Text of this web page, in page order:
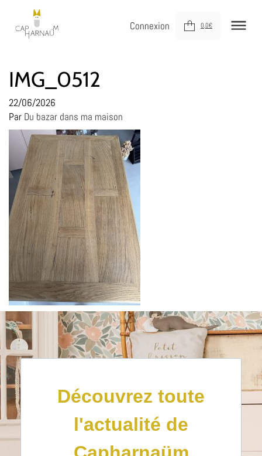
Connexion 0,0€
NOUVEAUTÉS
DÉCORER
JOUER
DERNIÈRE CHANCE !
À VOTRE SERVICE
À PROPOS
IMG_0512
22/06/2026
Par Du bazar dans ma maison